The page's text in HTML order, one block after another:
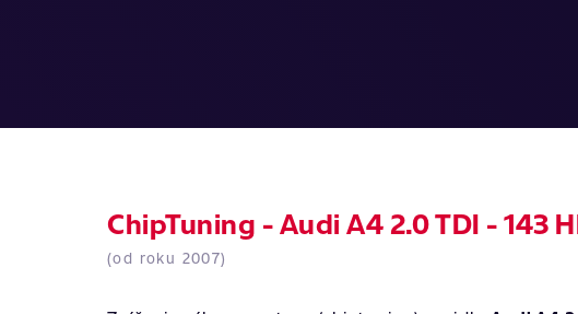
ChipTuning - Audi A4 2.0 TDI - 143
(od roku 2007)